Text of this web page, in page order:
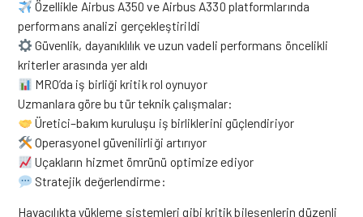
Özellikle Airbus A350 ve Airbus A330 platformlarında
performans analizi gerçekleştirildi
Güvenlik, dayanıklılık ve uzun vadeli performans öncelikli
kriterler arasında yer aldı
MRO’da iş birliği kritik rol oynuyor
Uzmanlara göre bu tür teknik çalışmalar:
Üretici–bakım kuruluşu iş birliklerini güçlendiriyor
Operasyonel güvenilirliği artırıyor
Uçakların hizmet ömrünü optimize ediyor
Stratejik değerlendirme:
Havacılıkta yükleme sistemleri gibi kritik bileşenlerin düzenli